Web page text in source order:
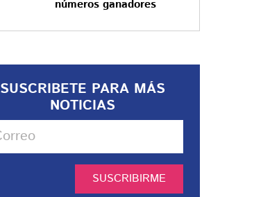
números ganadores
SUSCRIBETE PARA MÁS
NOTICIAS
SUSCRIBIRME